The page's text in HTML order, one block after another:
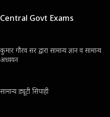
Central Govt Exams
कुमार गौरव सर द्वारा सामान्य ज्ञान व सामान्य
अध्ययन
सामान्य ड्यूटी सिपाही